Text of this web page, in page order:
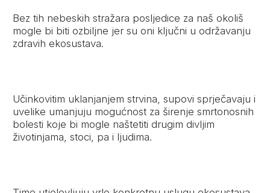
Bez tih nebeskih stražara posljedice za naš okoliš
mogle bi biti ozbiljne jer su oni ključni u održavanju
zdravih ekosustava.
Učinkovitim uklanjanjem strvina, supovi sprječavaju i
uvelike umanjuju mogućnost za širenje smrtonosnih
bolesti koje bi mogle naštetiti drugim divljim
životinjama, stoci, pa i ljudima.